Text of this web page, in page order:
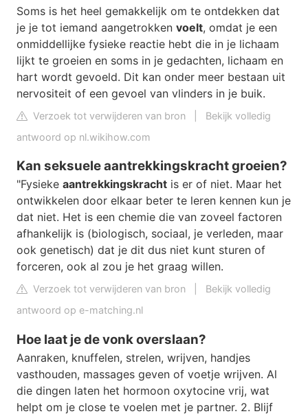
Soms is het heel gemakkelijk om te ontdekken dat
je je tot iemand aangetrokken voelt, omdat je een
onmiddellijke fysieke reactie hebt die in je lichaam
lijkt te groeien en soms in je gedachten, lichaam en
hart wordt gevoeld. Dit kan onder meer bestaan uit
nervositeit of een gevoel van vlinders in je buik.
Verzoek tot verwijderen van bron
Bekijk volledig
antwoord op nl.wikihow.com
Kan seksuele aantrekkingskracht groeien?
"Fysieke aantrekkingskracht is er of niet. Maar het
ontwikkelen door elkaar beter te leren kennen kun je
dat niet. Het is een chemie die van zoveel factoren
afhankelijk is (biologisch, sociaal, je verleden, maar
ook genetisch) dat je dit dus niet kunt sturen of
forceren, ook al zou je het graag willen.
Verzoek tot verwijderen van bron
Bekijk volledig
antwoord op e-matching.nl
Hoe laat je de vonk overslaan?
Aanraken, knuffelen, strelen, wrijven, handjes
vasthouden, massages geven of voetje wrijven. Al
die dingen laten het hormoon oxytocine vrij, wat
helpt om je close te voelen met je partner. 2. Blijf